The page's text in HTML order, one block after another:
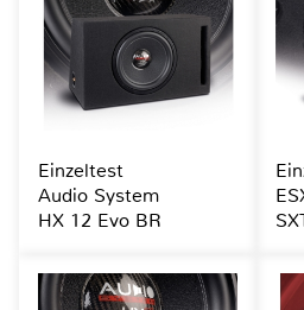
Einzeltest
Audio System
HX 12 Evo BR